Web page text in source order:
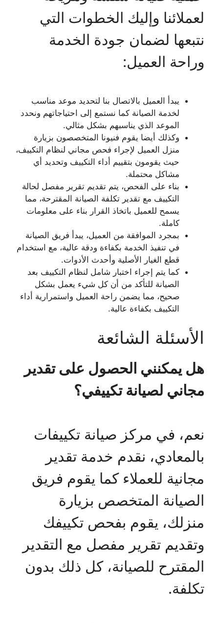
لعملائنا وإليك الخطوات التي
نتبعها لضمان جودة الخدمة
وراحة العميل:
يبدأ العميل بالاتصال بنا لتحديد موعد مناسب
لخدمة الصيانة كما نستمع إلى احتياجاتهم ونحدد
الموعد الذي يناسبهم بشكل مثالي.
وكذلك أيضا يقوم فنيونا المتخصصون بزيارة
منزل العميل لإجراء فحص مجاني لنظام التكييف،
حيث يقومون بتقييم أداء التكييف وتحديد أي
مشاكل محتملة.
بناء على الفحص، يتم تقديم تقرير مفصل لحالة
التكييف مع تقدير تكلفة الصيانة المقترحة، مما
يسمح للعميل باتخاذ القرار بناء على معلومات
كاملة.
بمجرد الموافقة من العميل، يبدأ فريق الصيانة
في تنفيذ الخدمة بكفاءة ودقة عالية، مع استخدام
قطع الغيار الأصلية وأحدث الأدوات.
كما يتم إجراء اختبار شامل لنظام التكييف بعد
الصيانة للتأكد من أن كل شيء يعمل بشكل
صحيح، مما يضمن راحة العميل واستمرارية أداء
التكييف بكفاءة عالية.
الأسئلة الشائعة
هل يمكنني الحصول على تقدير
مجاني لصيانة تكييفي؟
نعم، في مركز صيانة تكييفات
بالمعادي، نقدم خدمة تقدير
مجانية للعملاء كما يقوم فريق
الصيانة المتخصص بزيارة
منزلك، يقوم بفحص تكييفك
وتقديم تقرير مفصل مع التقدير
المقترح للصيانة، كل ذلك بدون
تكلفة.